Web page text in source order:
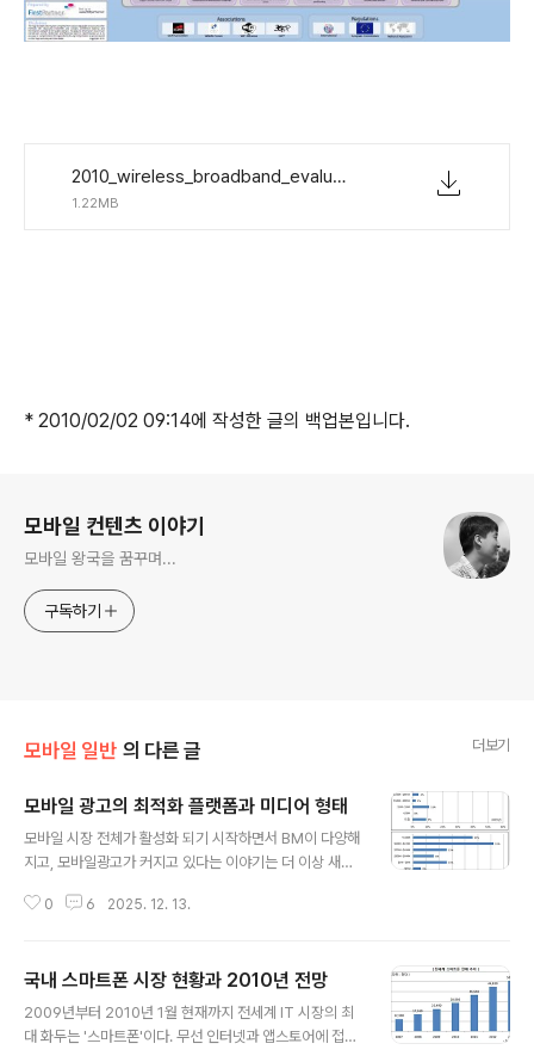
2010_wireless_broadband_evaluation.pdf
1.22MB
* 2010/02/02 09:14에 작성한 글의 백업본입니다.
모바일 컨텐츠 이야기
모바일 왕국을 꿈꾸며...
구독하기
모바일 일반 의 다른 글 더보기
모바일 광고의 최적화 플랫폼과 미디어 형태
모바일 시장 전체가 활성화 되기 시작하면서 BM이 다양해
지고, 모바일광고가 커지고 있다는 이야기는 더 이상 새로
지고 있는데, 그 중에 하나가 최근 발표된 모바일 광고 회사
09년과 2010년의 모바일 광고 집행 예산을 조사하였고,
결과는 위와 같다. 전년에 비해 전체 예산을 높게 잡은 경우
가 많은 것을 알 수 있다.모바일 광고 시장에 대한 근본적인
0 6 2025. 12. 13.
국내 스마트폰 시장 현황과 2010년 전망
2009년부터 2010년 1월 현재까지 전세계 IT 시장의 최
대 화두는 '스마트폰'이다. 무선 인터넷과 앱스토어에 접속